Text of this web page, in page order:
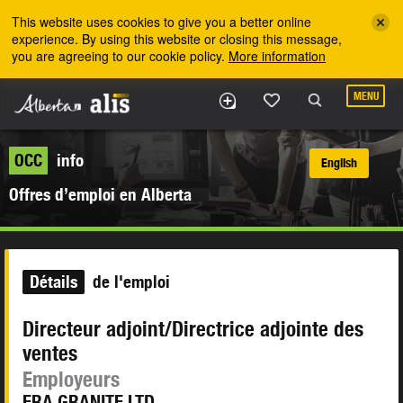
This website uses cookies to give you a better online
experience. By using this website or closing this message,
you are agreeing to our cookie policy. More information
MENU
OCC
info
Offres d’emploi en Alberta
English
Détails de l'emploi
Directeur adjoint/Directrice adjointe des
ventes
Employeurs